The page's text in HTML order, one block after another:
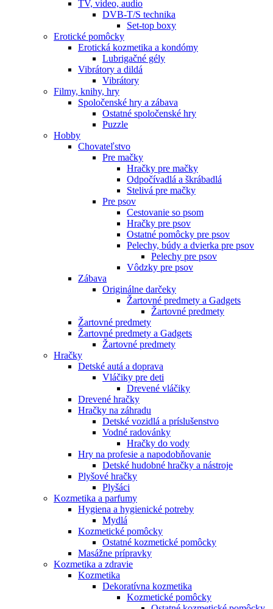
TV, video, audio
DVB-T/S technika
Set-top boxy
Erotické pomôcky
Erotická kozmetika a kondómy
Lubrigačné gély
Vibrátory a dildá
Vibrátory
Filmy, knihy, hry
Spoločenské hry a zábava
Ostatné spoločenské hry
Puzzle
Hobby
Chovateľstvo
Pre mačky
Hračky pre mačky
Odpočívadlá a škrábadlá
Stelivá pre mačky
Pre psov
Cestovanie so psom
Hračky pre psov
Ostatné pomôcky pre psov
Pelechy, búdy a dvierka pre psov
Pelechy pre psov
Vôdzky pre psov
Zábava
Originálne darčeky
Žartovné predmety a Gadgets
Žartovné predmety
Žartovné predmety
Žartovné predmety a Gadgets
Žartovné predmety
Hračky
Detské autá a doprava
Vláčiky pre deti
Drevené vláčiky
Drevené hračky
Hračky na záhradu
Detské vozidlá a príslušenstvo
Vodné radovánky
Hračky do vody
Hry na profesie a napodobňovanie
Detské hudobné hračky a nástroje
Plyšové hračky
Plyšáci
Kozmetika a parfumy
Hygiena a hygienické potreby
Mydlá
Kozmetické pomôcky
Ostatné kozmetické pomôcky
Masážne prípravky
Kozmetika a zdravie
Kozmetika
Dekoratívna kozmetika
Kozmetické pomôcky